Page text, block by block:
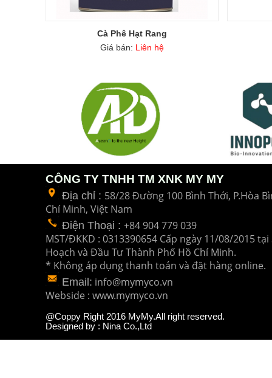
Cà Phê Hạt Rang
Giá bán: Liên hệ
CÔNG TY TNHH TM XNK MY MY
Địa chỉ : 58/28 Đường 100 Bình Thới, P.Hòa
Chí Minh, Việt Nam
Điện Thoại : +84 904 779 039
MST/ĐKKD : 0313390654 Cấp ngày 11/08/2015 tại
Hoạch và Đầu TưThành Phố Hồ Chí Minh.
* Không áp dụng thanh toán và đặt hàng online.
Email: info@mymyco.vn
Webside : www.mymyco.vn
@Coppy Right 2016 MyMy.All right reserved.
Designed by : Nina Co.,Ltd